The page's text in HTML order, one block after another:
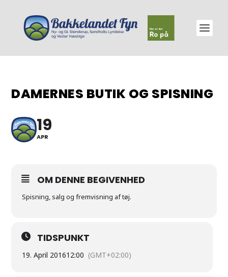
DAMERNES BUTIK OG SPISNING
19
APR
OM DENNE BEGIVENHED
Spisning, salg og fremvisning af tøj.
TIDSPUNKT
19. April 201612:00 (GMT+02:00)